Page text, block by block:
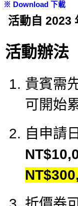
※ Download 下載
活動自 2023
活動辦法
貴賓需
可開始
自申請